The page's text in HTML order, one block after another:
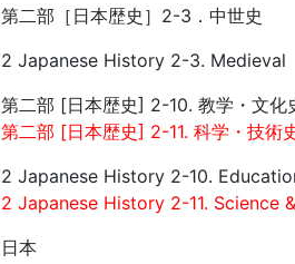
第二部［日本歴史］2-3．中世史
2 Japanese History 2-3. Medieval
第二部 [日本歴史] 2-10. 教学・文化
第二部 [日本歴史] 2-11. 科学・技術
2 Japanese History 2-10.
2 Japanese History 2-11. Science
日本